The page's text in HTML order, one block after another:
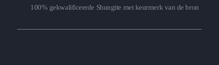
100% gekwalificeerde Shungite met keurmerk van de bron